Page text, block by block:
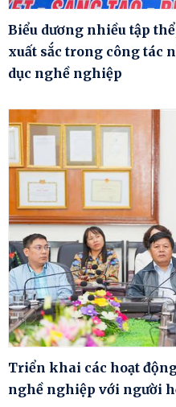
Biểu dương nhiều tập
xuất sắc trong công tác
dục nghề nghiệp
Triển khai các hoạt
nghề nghiệp với người